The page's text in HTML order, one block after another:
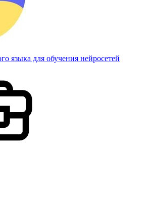
языка для обучения нейросетей